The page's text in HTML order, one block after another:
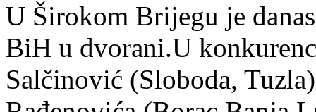
U Širokom Brijegu je
BiH u dvorani.U
Salčinović (Sloboda,